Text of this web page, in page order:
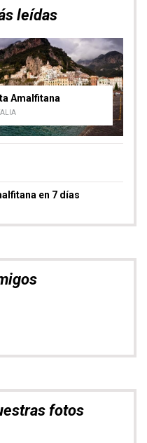
leídas
Amalfitana
en 7 días
fotos